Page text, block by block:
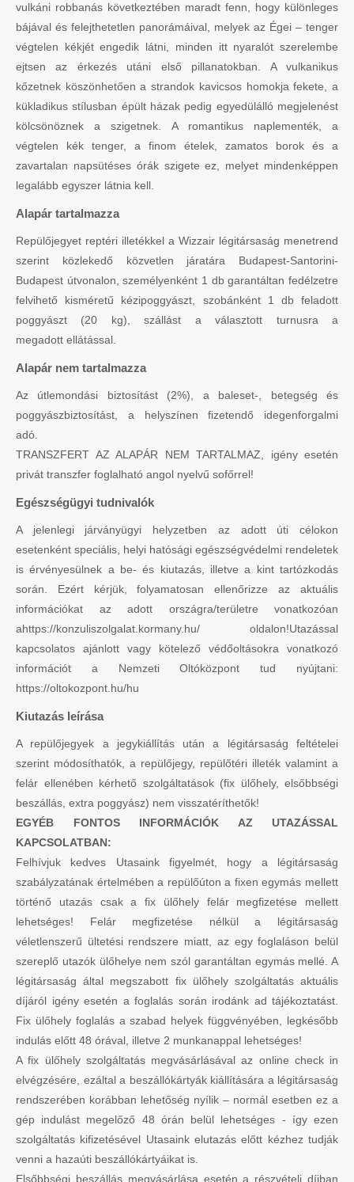
vulkáni robbanás következtében maradt fenn, hogy különleges
bájával és felejthetetlen panorámáival, melyek az Égei – tenger
végtelen kékjét engedik látni, minden itt nyaralót szerelembe
ejtsen az érkezés utáni első pillanatokban. A vulkanikus
kőzetnek köszönhetően a strandok kavicsos homokja fekete, a
kükladikus stílusban épült házak pedig egyedülálló megjelenést
kölcsönöznek a szigetnek. A romantikus naplementék, a
végtelen kék tenger, a finom ételek, zamatos borok és a
zavartalan napsütéses órák szigete ez, melyet mindenképpen
legalább egyszer látnia kell.
Alapár tartalmazza
Repülőjegyet reptéri illetékkel a Wizzair légitársaság menetrend
szerint közlekedő közvetlen járatára Budapest-Santorini-
Budapest útvonalon, személyenként 1 db garantáltan fedélzetre
felvihető kisméretű kézipoggyászt, szobánként 1 db feladott
poggyászt (20 kg), szállást a választott turnusra a
megadott ellátással.
Alapár nem tartalmazza
Az útlemondási biztosítást (2%), a baleset-, betegség és
poggyászbiztosítást, a helyszínen fizetendő idegenforgalmi
adó.
TRANSZFERT AZ ALAPÁR NEM TARTALMAZ, igény esetén
privát transzfer foglalható angol nyelvű sofőrrel!
Egészségügyi tudnivalók
A jelenlegi járványügyi helyzetben az adott úti célokon
esetenként speciális, helyi hatósági egészségvédelmi rendeletek
is érvényesülnek a be- és kiutazás, illetve a kint tartózkodás
során. Ezért kérjük, folyamatosan ellenőrizze az aktuális
információkat az adott országra/területre vonatkozóan
ahttps://konzuliszolgalat.kormany.hu/ oldalon!Utazással
kapcsolatos ajánlott vagy kötelező védőoltásokra vonatkozó
információt a Nemzeti Oltóközpont tud nyújtani:
https://oltokozpont.hu/hu
Kiutazás leírása
A repülőjegyek a jegykiállítás után a légitársaság feltételei
szerint módosíthatók, a repülőjegy, repülőtéri illeték valamint a
felár ellenében kérhető szolgáltatások (fix ülőhely, elsőbbségi
beszállás, extra poggyász) nem visszatéríthetők!
EGYÉB FONTOS INFORMÁCIÓK AZ UTAZÁSSAL
KAPCSOLATBAN:
Felhívjuk kedves Utasaink figyelmét, hogy a légitársaság
szabályzatának értelmében a repülőúton a fixen egymás mellett
történő utazás csak a fix ülőhely felár megfizetése mellett
lehetséges! Felár megfizetése nélkül a légitársaság
véletlenszerű ültetési rendszere miatt, az egy foglaláson belül
szereplő utazók ülőhelye nem szól garantáltan egymás mellé. A
légitársaság által megszabott fix ülőhely szolgáltatás aktuális
díjáról igény esetén a foglalás során irodánk ad tájékoztatást.
Fix ülőhely foglalás a szabad helyek függvényében, legkésőbb
indulás előtt 48 órával, illetve 2 munkanappal lehetséges!
A fix ülőhely szolgáltatás megvásárlásával az online check in
elvégzésére, ezáltal a beszállókártyák kiállítására a légitársaság
rendszerében korábban lehetőség nyílik – normál esetben ez a
gép indulást megelőző 48 órán belül lehetséges - így ezen
szolgáltatás kifizetésével Utasaink elutazás előtt kézhez tudják
venni a hazaúti beszállókártyáikat is.
Elsőbbségi beszállás megvásárlása esetén a részvételi díjban